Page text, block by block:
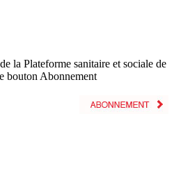
la Plateforme sanitaire et sociale de
bouton Abonnement